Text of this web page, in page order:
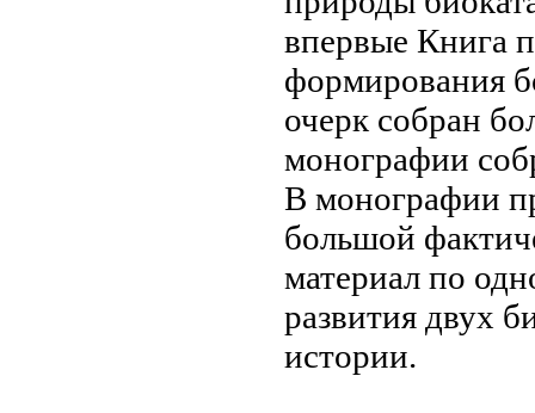
впервые Книга
формирования
очерк собран
монографии
В монографии
большой
материал по
развития двух
истории.